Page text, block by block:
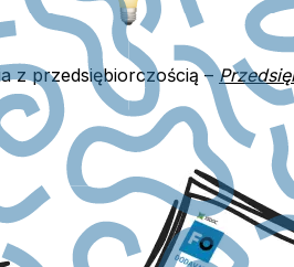
z przedsiębiorczością –